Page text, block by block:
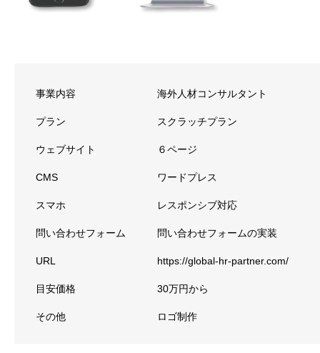
事業内容 海外人材コンサルタント
プラン スクラッチプラン
ウェブサイト ６ページ
CMS ワードプレス
スマホ レスポンシブ対応
問い合わせフォーム 問い合わせフォームの実装
URL https://global-hr-partner.com/
目安価格 30万円から
その他 ロゴ制作